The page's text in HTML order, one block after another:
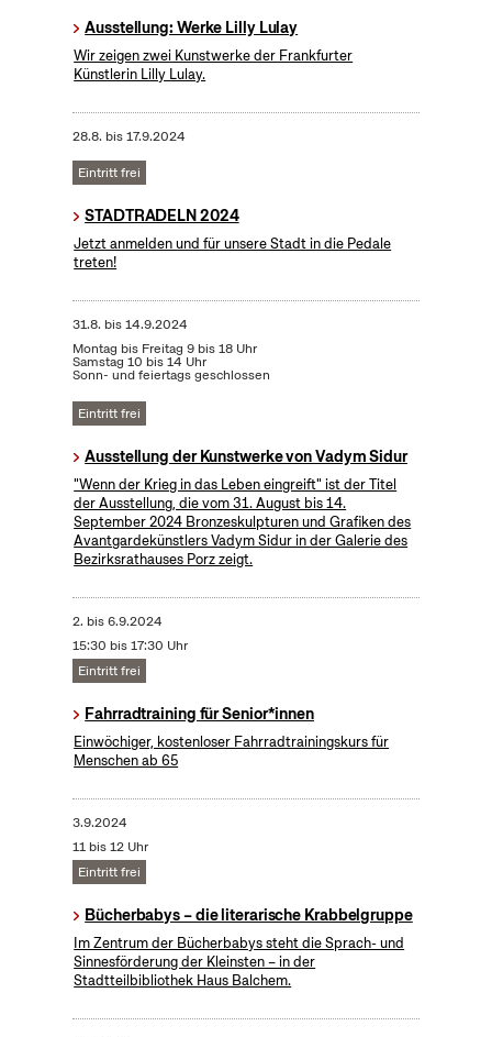
Ausstellung: Werke Lilly Lulay
Wir zeigen zwei Kunstwerke der Frankfurter
Künstlerin Lilly Lulay.
28.8. bis17.9.2024
Eintritt frei
STADTRADELN 2024
Jetzt anmelden und für unsere Stadt in die Pedale
treten!
31.8. bis14.9.2024
Montag bis Freitag 9 bis 18 Uhr
Samstag 10 bis 14 Uhr
Sonn- und feiertags geschlossen
Eintritt frei
Ausstellung der Kunstwerke von Vadym Sidur
"Wenn der Krieg in das Leben eingreift" ist der Titel
der Ausstellung, die vom 31. August bis 14.
September 2024 Bronzeskulpturen und Grafiken des
Avantgardekünstlers Vadym Sidur in der Galerie des
Bezirksrathauses Porz zeigt.
2. bis6.9.2024
15:30 bis 17:30 Uhr
Eintritt frei
Fahrradtraining für Senior*innen
Einwöchiger, kostenloser Fahrradtrainingskurs für
Menschen ab 65
3.9.2024
11 bis 12 Uhr
Eintritt frei
Bücherbabys – die literarische Krabbelgruppe
Im Zentrum der Bücherbabys steht die Sprach- und
Sinnesförderung der Kleinsten – in der
Stadtteilbibliothek Haus Balchem.